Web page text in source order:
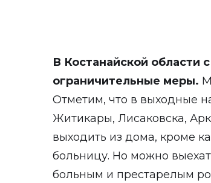
В Костанайской области
ограничительные меры.
Отметим, что в выходные
Житикары, Лисаковска,
выходить из дома, кроме
больницу. Но можно
больным и престарелым